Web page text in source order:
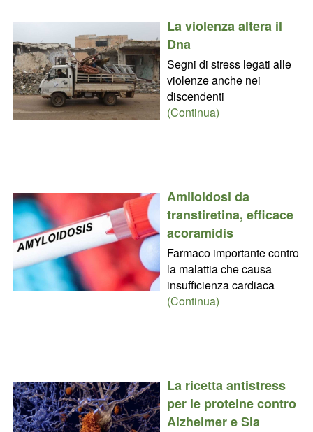
La violenza altera il
Dna
Segni di stress legati alle
violenze anche nei
discendenti
(Continua)
Amiloidosi da
transtiretina, efficace
acoramidis
Farmaco importante contro
la malattia che causa
insufficienza cardiaca
(Continua)
La ricetta antistress
per le proteine contro
Alzheimer e Sla